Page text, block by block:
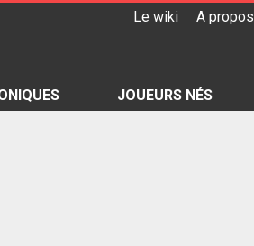
Le wiki A propos
JOUEURS NÉS